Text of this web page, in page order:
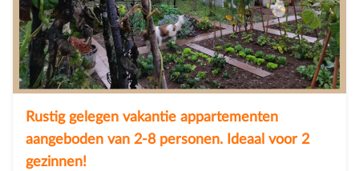
Rustig gelegen vakantie appartementen
aangeboden van 2-8 personen. Ideaal voor 2
gezinnen!